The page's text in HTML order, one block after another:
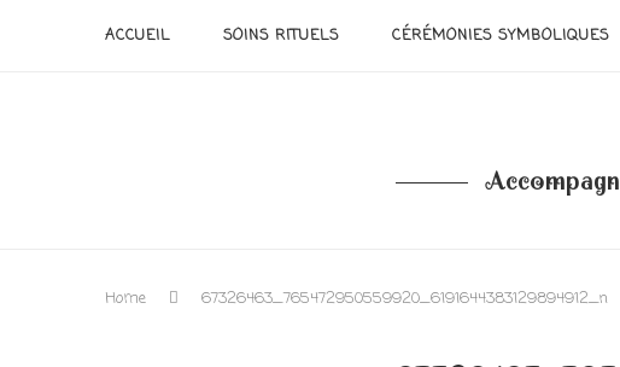
ACCUEIL SOINS RITUELS CÉRÉMONIES SYMBOLIQUES
Home 67326463_765472950559920_6191644383129894912_n